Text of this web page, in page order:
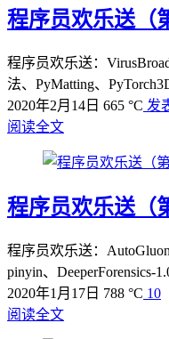
程序员欢乐送（
程序员欢乐送：
法、PyMatting、
2020年2月14日 665 °C 发
阅读全文
程序员欢乐送（
程序员欢乐送：
pinyin、DeeperForensics-
2020年1月17日 788 °C 10
阅读全文